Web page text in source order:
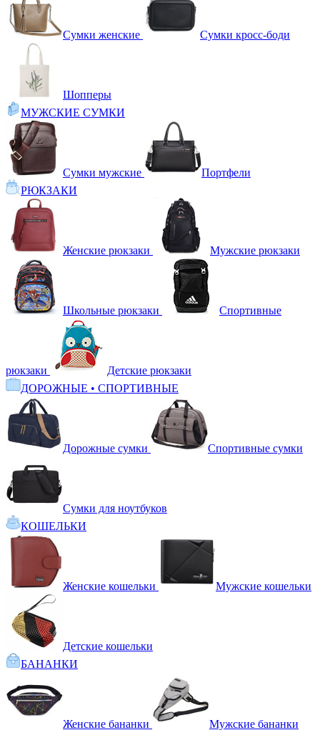
Сумки женские Сумки кросс-боди
Шопперы
МУЖСКИЕ СУМКИ
Сумки мужские
Портфели
РЮКЗАКИ
Женские рюкзаки Мужские рюкзаки
Школьные рюкзаки Спортивные
рюкзаки
Детские рюкзаки
ДОРОЖНЫЕ • СПОРТИВНЫЕ
Дорожные сумки Спортивные сумки
Сумки для ноутбуков
КОШЕЛЬКИ
Женские кошельки Мужские кошельки
Детские кошельки
БАНАНКИ
Женские бананки Мужские бананки